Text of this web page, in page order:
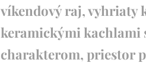
víkendový raj, vyhriaty
keramickými kachlami
charakterom, priestor